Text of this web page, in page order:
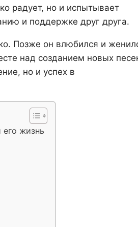
радует, но и испытывает
и поддержке друг друга.
Позже он влюбился и
над созданием новых
но и успех в
жизнь